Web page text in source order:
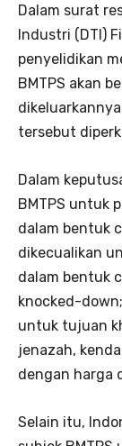
Dalam surat
Industri (DTI)
penyelidikan
BMTPS akan
tersebut
Dalam
BMTPS untuk
dalam bentuk
dikecualikan
dalam bentuk
knocked-
untuk tujuan
jenazah,
dengan harga
Selain itu,